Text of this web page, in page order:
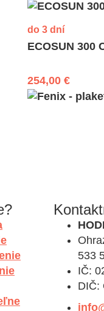
do 3 dní
ECOSUN 300
254,00 €
533
IČ:
DIČ: